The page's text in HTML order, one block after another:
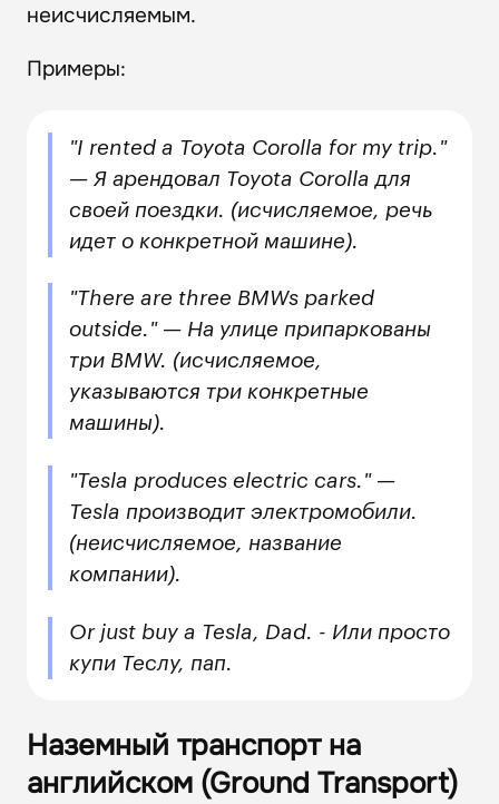
неисчисляемым.
Примеры:
"I rented a Toyota Corolla for my trip."
— Я арендовал Toyota Corolla для
своей поездки. (исчисляемое, речь
идет о конкретной машине).
"There are three BMWs parked
outside." — На улице припаркованы
три BMW. (исчисляемое,
указываются три конкретные
машины).
"Tesla produces electric cars." —
Tesla производит электромобили.
(неисчисляемое, название
компании).
Or just buy a Tesla, Dad. - Или просто
купи Теслу, пап.
Наземный транспорт на
английском (Ground Transport)